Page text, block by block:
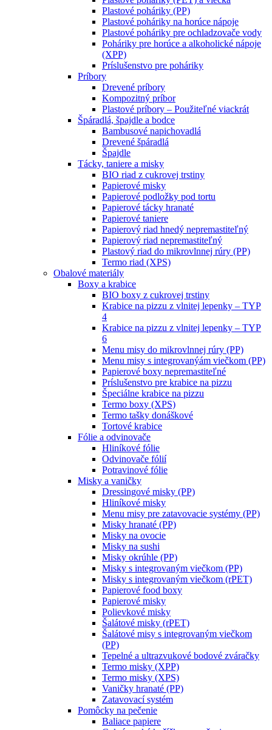
Plastové poháriky (PP)
Plastové poháriky na horúce nápoje
Plastové poháriky pre ochladzovače vody
Poháriky pre horúce a alkoholické nápoje
(XPP)
Príslušenstvo pre poháriky
Príbory
Drevené príbory
Kompozitný príbor
Plastové príbory – Použiteľné viackrát
Špáradlá, špajdle a bodce
Bambusové napichovadlá
Drevené špáradlá
Špajdle
Tácky, taniere a misky
BIO riad z cukrovej trstiny
Papierové misky
Papierové podložky pod tortu
Papierové tácky hranaté
Papierové taniere
Papierový riad hnedý nepremastiteľný
Papierový riad nepremastiteľný
Plastový riad do mikrovlnnej rúry (PP)
Termo riad (XPS)
Obalové materiály
Boxy a krabice
BIO boxy z cukrovej trstiny
Krabice na pizzu z vlnitej lepenky – TYP
4
Krabice na pizzu z vlnitej lepenky – TYP
6
Menu misy do mikrovlnnej rúry (PP)
Menu misy s integrovanýám viečkom (PP)
Papierové boxy nepremastiteľné
Príslušenstvo pre krabice na pizzu
Špeciálne krabice na pizzu
Termo boxy (XPS)
Termo tašky donáškové
Tortové krabice
Fólie a odvinovače
Hliníkové fólie
Odvinovače fólií
Potravinové fólie
Misky a vaničky
Dressingové misky (PP)
Hliníkové misky
Menu misy pre zatavovacie systémy (PP)
Misky hranaté (PP)
Misky na ovocie
Misky na sushi
Misky okrúhle (PP)
Misky s integrovaným viečkom (PP)
Misky s integrovaným viečkom (rPET)
Papierové food boxy
Papierové misky
Polievkové misky
Šalátové misky (rPET)
Šalátové misy s integrovaným viečkom
(PP)
Tepelné a ultrazvukové bodové zváračky
Termo misky (XPP)
Termo misky (XPS)
Vaničky hranaté (PP)
Zatavovací systém
Pomôcky na pečenie
Baliace papiere